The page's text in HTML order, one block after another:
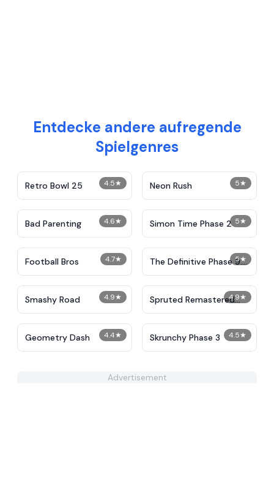
Entdecke andere aufregende
Spielgenres
4.5★
Retro Bowl 25 5★
Neon Rush
4.6★
Bad Parenting 5★
Simon Time Phase 2
4.7★
Football Bros 5★
The Definitive Phase 9:
Demolition
4.9★
Smashy Road 4.9★
Spruted Remastered
Alternative Phase 2
4.4★
Geometry Dash 4.5★
Skrunchy Phase 3
Advertisement